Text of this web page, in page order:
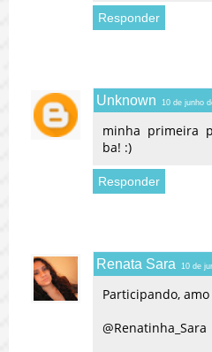
Responder
Unknown 10 de junho
minha primeira
ba! :)
Responder
Renata Sara 10 de
Participando,
@Renatinha_Sara